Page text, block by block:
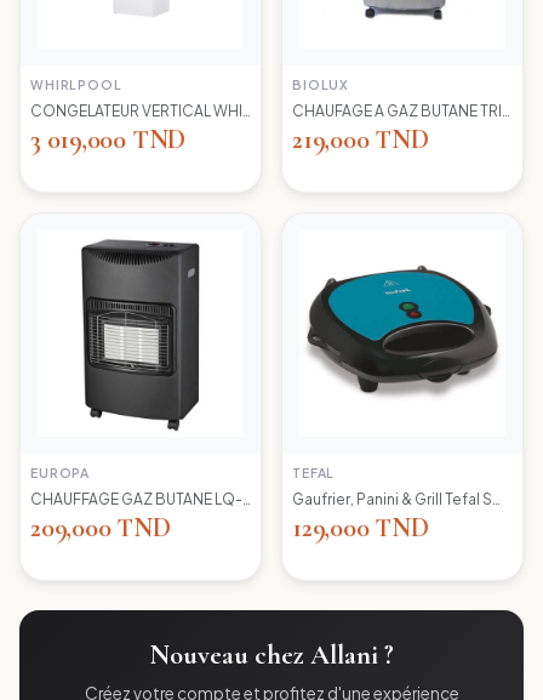
WHIRLPOOL
3 019,000 TND
BIOLUX
219,000 TND
EUROPA
209,000 TND
TEFAL
129,000 TND
Nouveau chez Allani ?
Créez votre compte et profitez d'une expérience